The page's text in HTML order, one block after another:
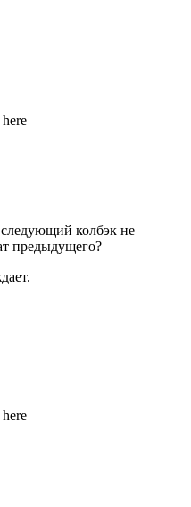
следующий колбэк не
предыдущего?